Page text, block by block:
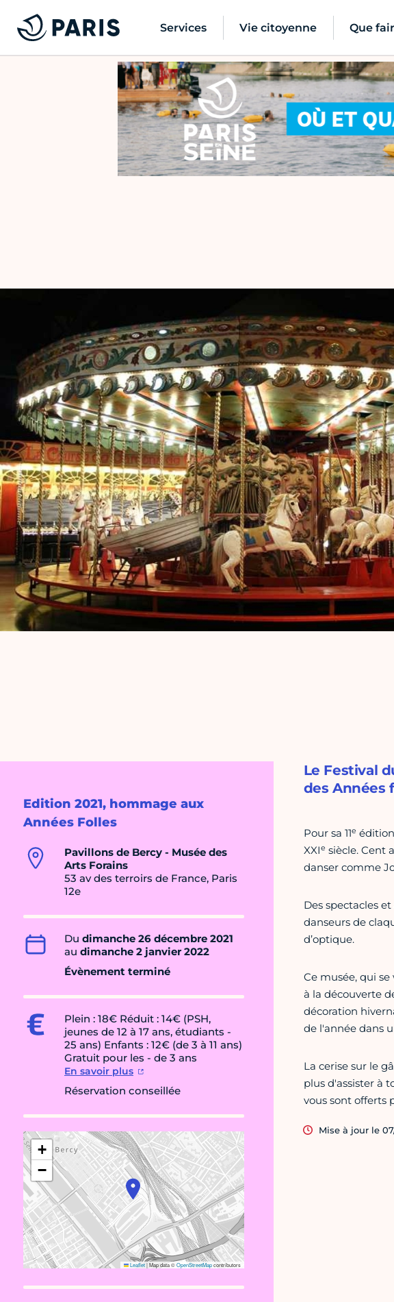
Services Vie citoyenne Que
Edition 2021, hommage aux
Années Folles
Pavillons de Bercy - Musée des
Arts Forains
53 av des terroirs de France, Paris
12e
Du dimanche 26 décembre 2021
au dimanche 2 janvier 2022
Évènement terminé
Plein : 18€ Réduit : 14€ (PSH,
jeunes de 12 à 17 ans, étudiants -
25 ans) Enfants : 12€ (de 3 à 11 ans)
Gratuit pour les - de 3 ans
En savoir plus
Réservation conseillée
+
−
Leaflet|Map data ©OpenStreetMapcontributors
Le Festival
des Années
Pour sa 11e
XXIe siècle. Cent
danser comme
Des spectacles
danseurs de
d’optique.
Ce musée, qui
à la découverte
décoration
de l'année dans
La cerise sur le
plus d'assister à
vous sont offerts
Mise à jour le